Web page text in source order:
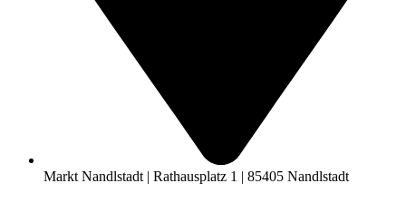
Markt Nandlstadt | Rathausplatz 1 | 85405 Nandlstadt